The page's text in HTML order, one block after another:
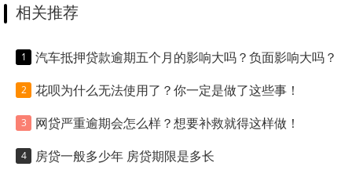
相关推荐
汽车抵押贷款逾期五个月的影响大吗？负面影响大吗？
花呗为什么无法使用了？你一定是做了这些事！
网贷严重逾期会怎么样？想要补救就得这样做！
房贷一般多少年 房贷期限是多长